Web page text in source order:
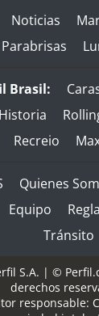
Noticias
Parabrisas
Brasil:
Recreio
Quienes
Equipo
Tránsito
S.A. | ©
derechos
responsable: